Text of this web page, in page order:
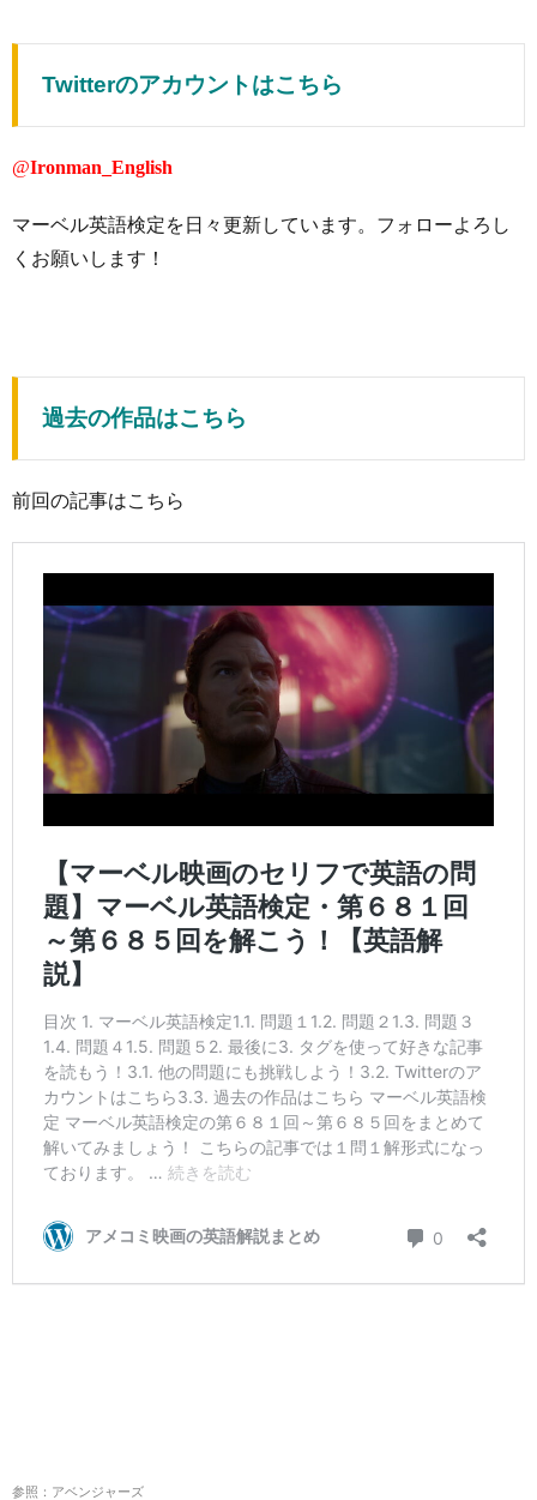
Twitterのアカウントはこちら
@Ironman_English
マーベル英語検定を日々更新しています。フォローよろし
くお願いします！
過去の作品はこちら
前回の記事はこちら
参照：アベンジャーズ